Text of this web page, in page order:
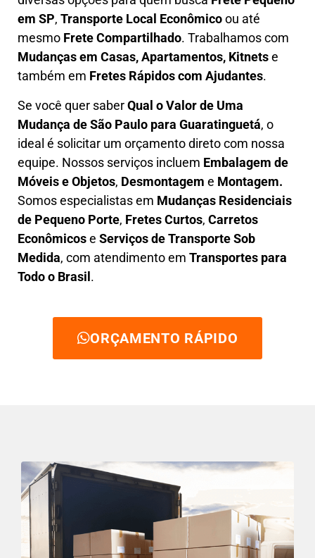
em SP, Transporte Local Econômicoou até
mesmo Frete Compartilhado. Trabalhamos com
Mudanças em Casas, Apartamentos, Kitnetse
também em Fretes Rápidos com Ajudantes.
Se você quer saberQual o Valor de Uma
Mudança de São Paulo para Guaratinguetá, o
ideal é solicitar um orçamento direto com nossa
equipe. Nossos serviços incluem Embalagem de
Móveis e Objetos, Desmontagem e Montagem.
Somos especialistas em Mudanças Residenciais
de Pequeno Porte, Fretes Curtos, Carretos
Econômicose Serviços de Transporte Sob
Medida, com atendimento em Transportes para
Todo o Brasil.
ORÇAMENTO RÁPIDO